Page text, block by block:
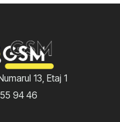
13, Etaj 1
94 46